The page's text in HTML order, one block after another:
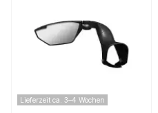
Lieferzeit ca. 3–4 Wochen